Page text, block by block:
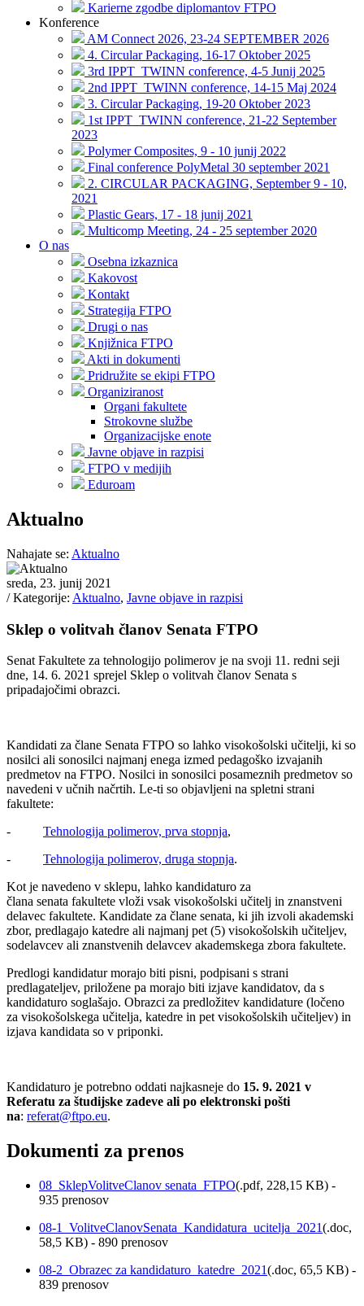
Karierne zgodbe diplomantov FTPO
Konference
AM Connect 2026, 23-24 SEPTEMBER 2026
4. Circular Packaging, 16-17 Oktober 2025
3rd IPPT_TWINN conference, 4-5 Junij 2025
2nd IPPT_TWINN conference, 14-15 Maj 2024
3. Circular Packaging, 19-20 Oktober 2023
1st IPPT_TWINN conference, 21-22 September
2023
Polymer Composites, 9 - 10 junij 2022
Final conference PolyMetal 30 september 2021
2. CIRCULAR PACKAGING, September 9 - 10,
2021
Plastic Gears, 17 - 18 junij 2021
Multicomp Meeting, 24 - 25 september 2020
O nas
Osebna izkaznica
Kakovost
Kontakt
Strategija FTPO
Drugi o nas
Knjižnica FTPO
Akti in dokumenti
Pridružite se ekipi FTPO
Organiziranost
Organi fakultete
Strokovne službe
Organizacijske enote
Javne objave in razpisi
FTPO v medijih
Eduroam
Aktualno
Nahajate se: Aktualno
sreda, 23. junij 2021
/ Kategorije: Aktualno, Javne objave in razpisi
Sklep o volitvah članov Senata FTPO
Senat Fakultete za tehnologijo polimerov je na svoji 11. redni seji
dne, 14. 6. 2021 sprejel Sklep o volitvah članov Senata s
pripadajočimi obrazci.
Kandidati za člane Senata FTPO so lahko visokošolski učitelji, ki so
nosilci ali sonosilci najmanj enega izmed pedagoško izvajanih
predmetov na FTPO. Nosilci in sonosilci posameznih predmetov so
navedeni v učnih načrtih. Le-ti so objavljeni na spletni strani
fakultete:
- Tehnologija polimerov, prva stopnja,
- Tehnologija polimerov, druga stopnja.
Kot je navedeno v sklepu, lahko kandidaturo za
člana senata fakultete vloži vsak visokošolski učitelj in znanstveni
delavec fakultete. Kandidate za člane senata, ki jih izvoli akademski
zbor, predlagajo katedre ali najmanj pet (5) visokošolskih učiteljev,
sodelavcev ali znanstvenih delavcev akademskega zbora fakultete.
Predlogi kandidatur morajo biti pisni, podpisani s strani
predlagateljev, priložene pa morajo biti izjave kandidatov, da s
kandidaturo soglašajo. Obrazci za predložitev kandidature (ločeno
za visokošolskega učitelja, katedre in pet visokošolskih učiteljev) in
izjava kandidata so v priponki.
Kandidaturo je potrebno oddati najkasneje do 15. 9. 2021 v
Referatu za študijske zadeve ali po elektronski pošti
na: referat@ftpo.eu.
Dokumenti za prenos
08_SklepVolitveClanov senata_FTPO(.pdf, 228,15 KB) -
935 prenosov
08-1_VolitveClanovSenata_Kandidatura_ucitelja_2021(.doc,
58,5 KB) - 890 prenosov
08-2_Obrazec za kandidaturo_katedre_2021(.doc, 65,5 KB) -
839 prenosov